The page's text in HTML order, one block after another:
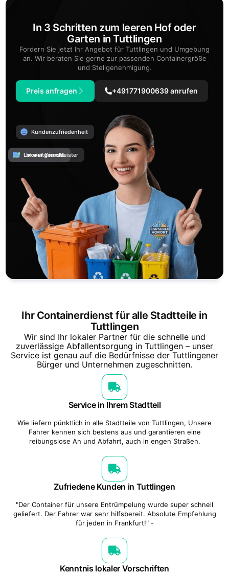
In 3 Schritten zum leeren Hof oder
Garten in Tuttlingen
Fordern Sie jetzt Ihr Angebot für Tuttlingen und Umgebung
an. Wir beraten Sie gerne zur passenden Containergröße
und Stellgenehmigung.
Preis anfragen +491771900639 anrufen
Kundenzufriedenheit
Umweltgerecht
Lokaler Dienstleister
Ihr Containerdienst für alle Stadtteile in
Tuttlingen
Wir sind Ihr lokaler Partner für die schnelle und
zuverlässige Abfallentsorgung in Tuttlingen – unser
Service ist genau auf die Bedürfnisse der Tuttlingener
Bürger und Unternehmen zugeschnitten.
Service in Ihrem Stadtteil
Wie liefern pünktlich in alle Stadtteile von Tuttlingen, Unsere
Fahrer kennen sich bestens aus und garantieren eine
reibungslose An und Abfahrt, auch in engen Straßen.
Zufriedene Kunden in Tuttlingen
"Der Container für unsere Entrümpelung wurde super schnell
geliefert. Der Fahrer war sehr hilfsbereit. Absolute Empfehlung
für jeden in Frankfurt!" -
Kenntnis lokaler Vorschriften